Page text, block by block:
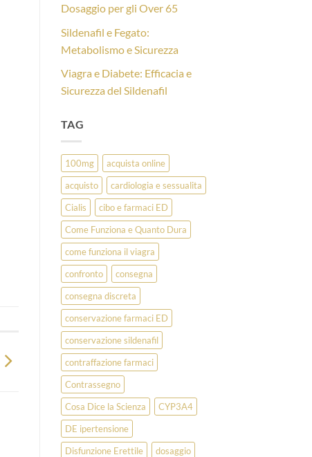
Dosaggio per gli Over 65
Sildenafil e Fegato:
Metabolismo e Sicurezza
Viagra e Diabete: Efficacia e
Sicurezza del Sildenafil
TAG
100mg
acquista online
acquisto
cardiologia e sessualita
Cialis
cibo e farmaci ED
Come Funziona e Quanto Dura
come funziona il viagra
confronto
consegna
consegna discreta
conservazione farmaci ED
conservazione sildenafil
contraffazione farmaci
Contrassegno
Cosa Dice la Scienza
CYP3A4
DE ipertensione
Disfunzione Erettile
dosaggio